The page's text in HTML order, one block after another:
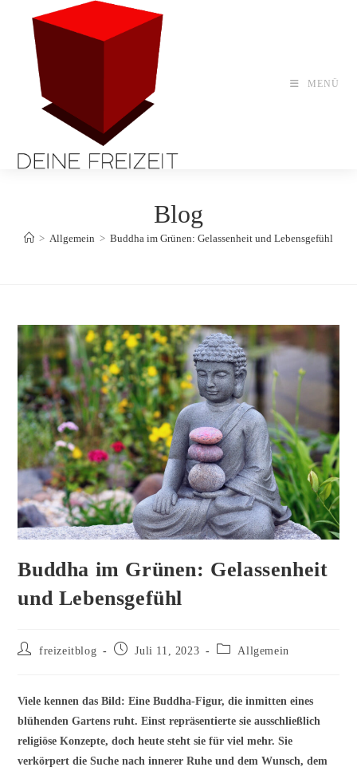
springen
MENÜ
Blog
> Allgemein > Buddha im Grünen: Gelassenheit und Lebensgefühl
Buddha im Grünen: Gelassenheit
und Lebensgefühl
Beitrags-
freizeitblog
BeitragJuli 11, 2023
Beitrags-Allgemein
Viele kennen das Bild: Eine Buddha-Figur, die inmitten eines
blühenden Gartens ruht. Einst repräsentierte sie ausschließlich
religiöse Konzepte, doch heute steht sie für viel mehr. Sie
verkörpert die Suche nach innerer Ruhe und dem Wunsch, dem